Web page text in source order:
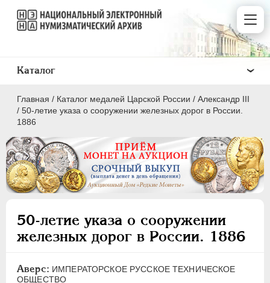
Главная / Каталог медалей Царской России / Александр III
/ 50-летие указа о сооружении железных дорог в России.
1886
50-летие указа о сооружении
железных дорог в России. 1886
Аверс: ИМПЕРАТОРСКОЕ РУССКОЕ ТЕХНИЧЕСКОЕ
ОБЩЕСТВО
Каталог
ВСЕ
ПEТР I 1699-1725
ПЕТР II 1727-1729
АННА ИОАННОВНА 1730-1740
ЕЛИЗАВЕТА